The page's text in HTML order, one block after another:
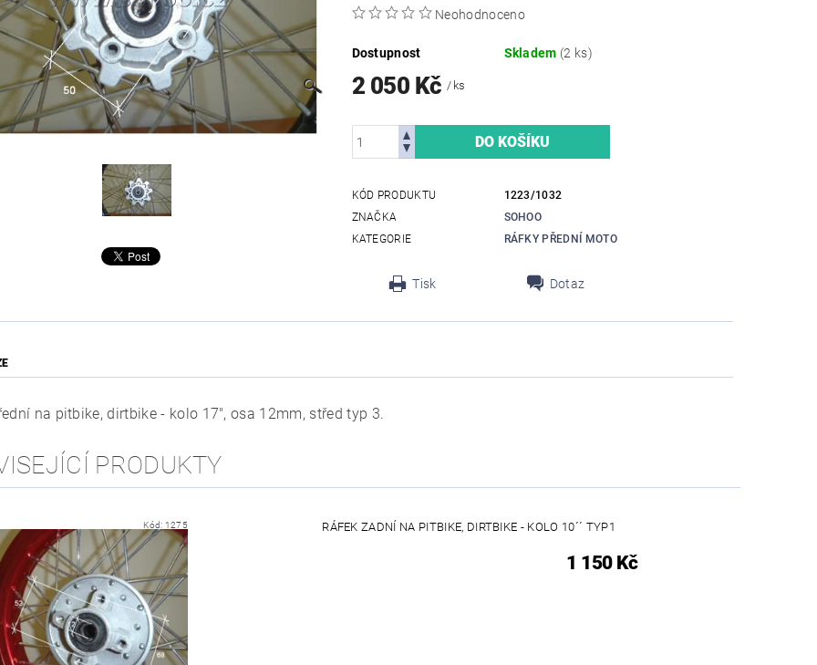
Neohodnoceno
Dostupnost Skladem (2 ks)
2 050 Kč/ ks
KÓD PRODUKTU
1223/1032
ZNAČKA
SOHOO
KATEGORIE
RÁFKY PŘEDNÍ MOTO
Tisk Dotaz
na pitbike, dirtbike - kolo 17", osa 12mm, střed typ 3.
PRODUKTY
Kód: 1275 RÁFEK ZADNÍ NA PITBIKE, DIRTBIKE - KOLO 10´´ TYP1
1 150 Kč